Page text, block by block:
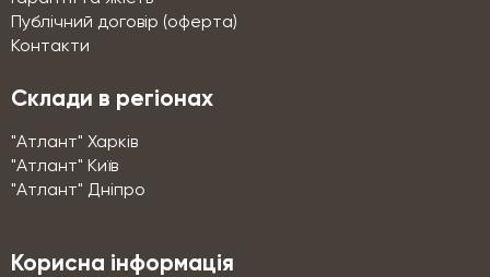
Публічний договір (оферта)
Контакти
Склади в регіонах
"Атлант" Харків
"Атлант" Київ
"Атлант" Дніпро
Корисна інформація